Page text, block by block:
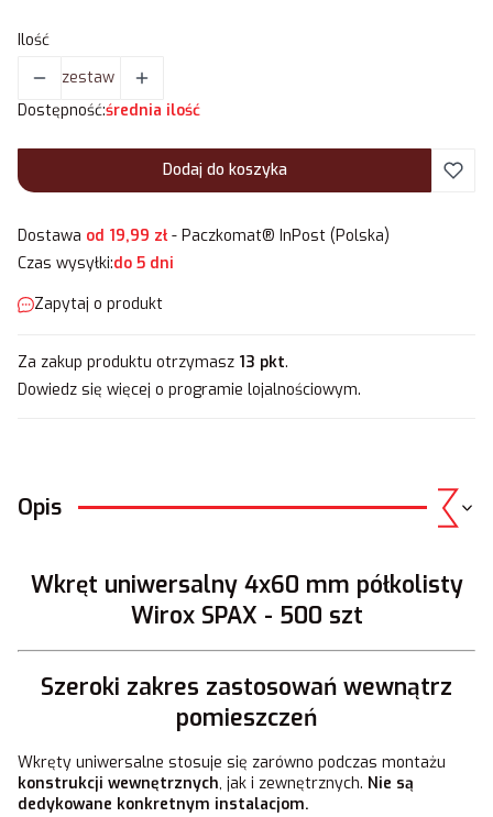
Ilość
zestaw
Dostępność:średnia ilość
Dodaj do koszyka
Dostawa od 19,99 zł- Paczkomat® InPost (Polska)
Czas wysyłki:do 5 dni
Zapytaj o produkt
Za zakup produktu otrzymasz 13 pkt.
Dowiedz się więcej o programie lojalnościowym.
Opis
Wkręt uniwersalny 4x60 mm półkolisty
Wirox SPAX - 500 szt
Szeroki zakres zastosowań wewnątrz
pomieszczeń
Wkręty uniwersalne stosuje się zarówno podczas montażu
konstrukcji wewnętrznych, jak i zewnętrznych. Nie są
dedykowane konkretnym instalacjom.